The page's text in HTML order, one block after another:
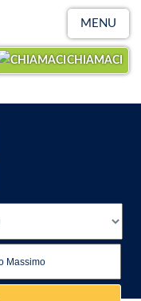
MENU
CHIAMACI